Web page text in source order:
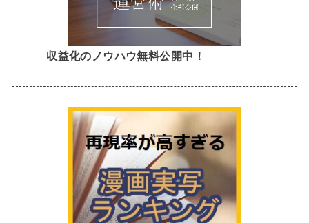
収益化のノウハウ無料公開中！